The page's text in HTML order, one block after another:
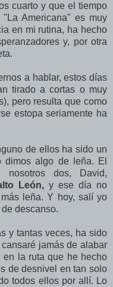
cuarto y que el tiempo
Americana" es muy
en mi rutina, ha hecho
y, por otra
a hablar, estos días
tirado a cortas o muy
pero resulta que como
estopa seriamente ha
de ellos ha sido un
algo de leña. El
dos, David,
León, y ese día no
leña. Y hoy, salí yo
descanso.
y tantas veces, ha sido
jamás de alabar
en la ruta que he hecho
de desnivel en tan solo
todos ellos por allí. Lo